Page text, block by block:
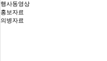
행사동영상
홍보자료
의병자료